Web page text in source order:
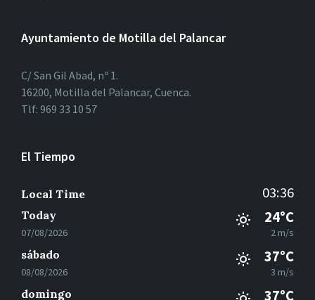
Ayuntamiento de Motilla del Palancar
C/ San Gil Abad, nº 1.
16200, Motilla del Palancar, Cuenca.
Tlf: 969 33 10 57
El Tiempo
Local Time 03:36
Today
07/08/2026
24°C
2 m/s
sábado
08/08/2026
37°C
3 m/s
domingo 37°C